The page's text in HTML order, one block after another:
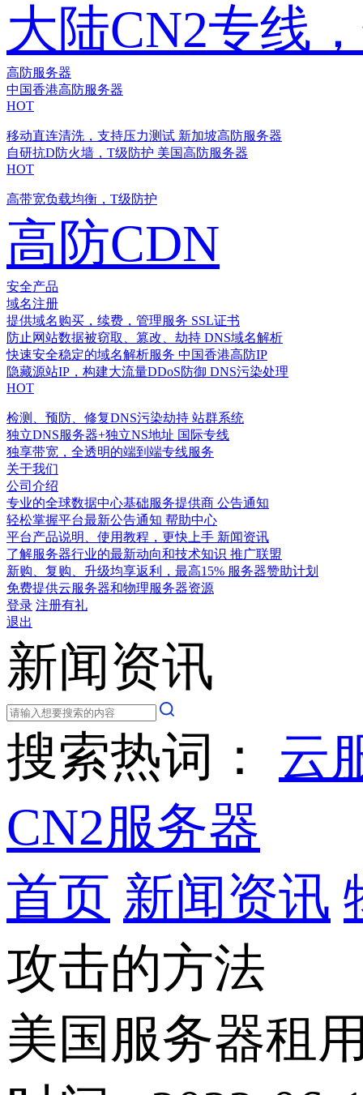
大陆CN2专线
高防服务器
中国香港高防服务器
HOT
移动直连清洗，支持压力测试 新加坡高防服务器
自研抗D防火墙，T级防护 美国高防服务器
HOT
高带宽负载均衡，T级防护
高防CDN
安全产品
域名注册
提供域名购买，续费，管理服务 SSL证书
防止网站数据被窃取、篡改、劫持 DNS域名解析
快速安全稳定的域名解析服务 中国香港高防IP
隐藏源站IP，构建大流量DDoS防御 DNS污染处理
HOT
检测、预防、修复DNS污染劫持 站群系统
独立DNS服务器+独立NS地址 国际专线
独享带宽，全透明的端到端专线服务
关于我们
公司介绍
专业的全球数据中心基础服务提供商 公告通知
轻松掌握平台最新公告通知 帮助中心
平台产品说明、使用教程，更快上手 新闻资讯
了解服务器行业的最新动向和技术知识 推广联盟
新购、复购、升级均享返利，最高15% 服务器赞助计划
免费提供云服务器和物理服务器资源
登录 注册有礼
退出
新闻资讯
搜索热词： 云
CN2服务器
首页 新闻资讯
攻击的方法
美国服务器租